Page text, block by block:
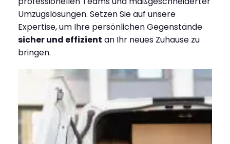
Umzugslösungen. Setzen Sie auf unsere
Expertise, um Ihre persönlichen Gegenstände
sicher und effizient an Ihr neues Zuhause zu
bringen.